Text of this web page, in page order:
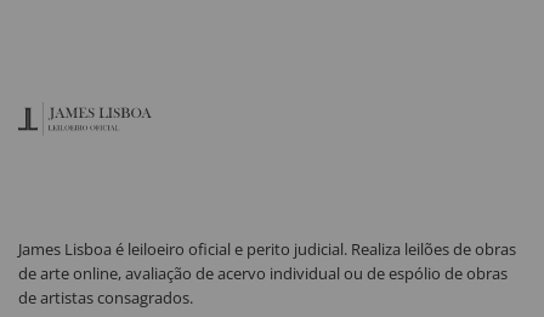
James Lisboa é leiloeiro oficial e perito judicial. Realiza leilões de obras
de arte online, avaliação de acervo individual ou de espólio de obras
de artistas consagrados.